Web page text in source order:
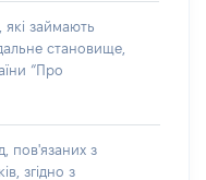
займають
становище,
“Про
пов'язаних з
згідно з